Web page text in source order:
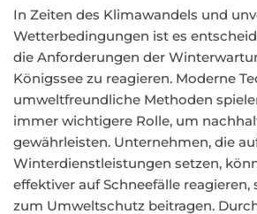
In Zeiten des Klimawandels und
Wetterbedingungen ist es
die Anforderungen der
Königssee zu reagieren. Moderne
umweltfreundliche Methoden
immer wichtigere Rolle, um
gewährleisten. Unternehmen, die
Winterdienstleistungen setzen,
effektiver auf Schneefälle
zum Umweltschutz beitragen.